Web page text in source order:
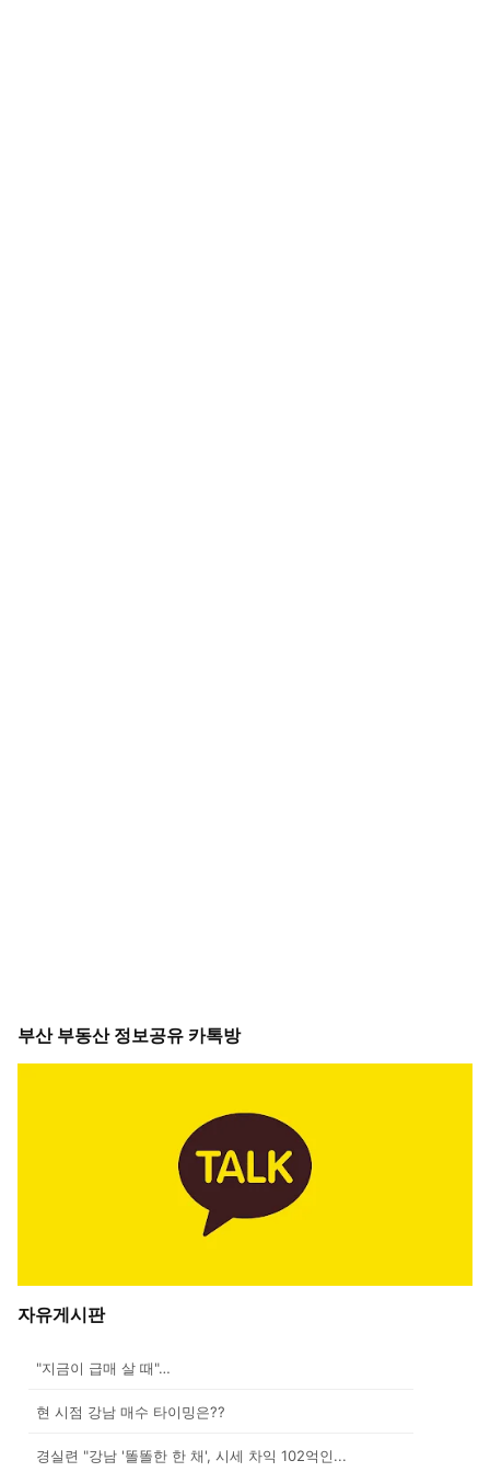
부산 부동산 정보공유 카톡방
자유게시판
"지금이 급매 살 때"…
현 시점 강남 매수 타이밍은??
경실련 "강남 '똘똘한 한 채', 시세 차익 102억인...